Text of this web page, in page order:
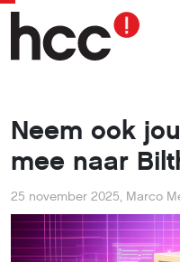
Neem ook
mee naar
25 november 2025, Marco